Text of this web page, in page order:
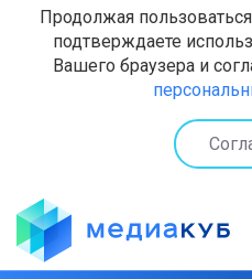
Продолжая
подтверждаете
Вашего браузера и